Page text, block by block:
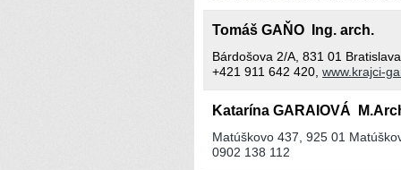
Tomáš GAŇO Ing. arch.
Bárdošova 2/A, 831 01 Bratislava
+421 911 642 420, www.krajci-
Katarína GARAIOVÁ
Matúškovo 437, 925 01
0902 138 112